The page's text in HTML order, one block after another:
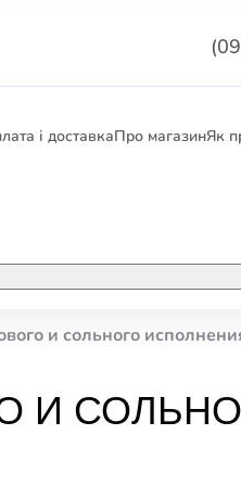
і доставкаПро магазинЯк
КНИГИ
ТОВАРИ
и сольного
И